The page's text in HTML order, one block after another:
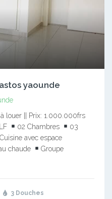
yaounde
louer || Prix: 1.000.000frs
02 Chambres
03
Cuisine avec espace
chaude
Groupe
3 Douches